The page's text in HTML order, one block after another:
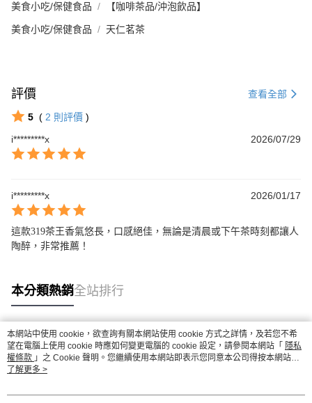
美食小吃/保健食品 【咖啡茶品/沖泡飲品】
美食小吃/保健食品 天仁茗茶
評價 查看全部
5 ( 2 則評價 )
i*********x
2026/07/29
i*********x 2026/01/17
這款319茶王香氣悠長，口感絕佳，無論是清晨或下午茶時刻都讓人
陶醉，非常推薦！
本分類熱銷全站排行
熱門標籤
本網站中使用 cookie，欲查詢有關本網站使用 cookie 方式之詳情，及若您不希
望在電腦上使用 cookie 時應如何變更電腦的 cookie 設定，請參閱本網站「 隱私
權條款 」之 Cookie 聲明。您繼續使用本網站即表示您同意本公司得按本網站使
用條款之 Cookie 聲明使用 cookie。
了解更多 >